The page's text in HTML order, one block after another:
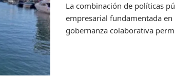
La combinación de políticas
empresarial fundamentada
gobernanza colaborativa